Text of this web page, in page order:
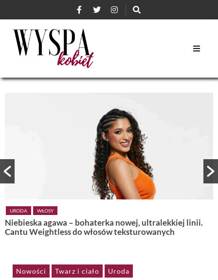
URODA WŁOSY
Niebieska agawa – bohaterka nowej, ultralekkiej linii.
Cantu Weightless do włosów teksturowanych
Nowości Twarz i ciało Uroda